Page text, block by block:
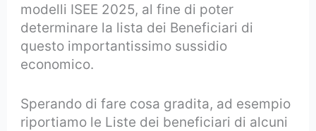
modelli ISEE 2025, al fine di poter
determinare la lista dei Beneficiari di
questo importantissimo sussidio
economico.
Sperando di fare cosa gradita, ad esempio
riportiamo le Liste dei beneficiari di alcuni